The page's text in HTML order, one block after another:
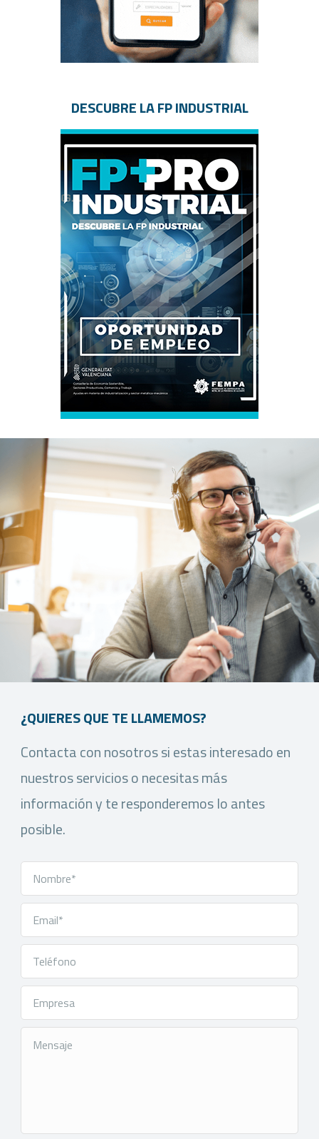
DESCUBRE LA FP INDUSTRIAL
¿QUIERES QUE TE LLAMEMOS?
Contacta con nosotros si estas interesado en
nuestros servicios o necesitas más
información y te responderemos lo antes
posible.